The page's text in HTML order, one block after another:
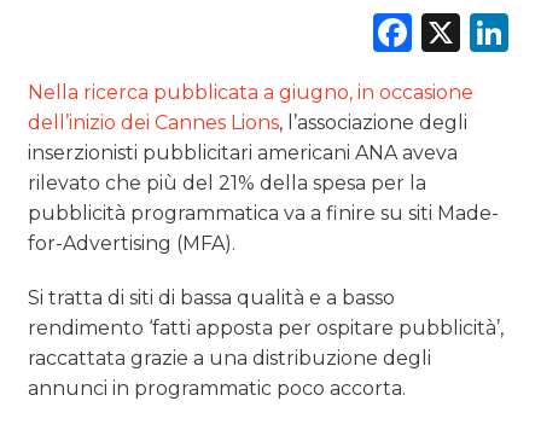
TREND
CASE HISTORY
OPINIONI
X
Nella ricerca pubblicata a giugno, in occasione
dell’inizio dei Cannes Lions, l’associazione degli
inserzionisti pubblicitari americani ANA aveva
rilevato che più del 21% della spesa per la
pubblicità programmatica va a finire su siti Made-
for-Advertising (MFA).
Si tratta di siti di bassa qualità e a basso
rendimento ‘fatti apposta per ospitare pubblicità’,
raccattata grazie a una distribuzione degli
annunci in programmatic poco accorta.